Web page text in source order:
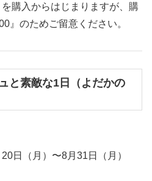
購入からはじまりますが、購
』のためご留意ください。
と素敵な1日（よだかの
日（月）〜8月31日（月）